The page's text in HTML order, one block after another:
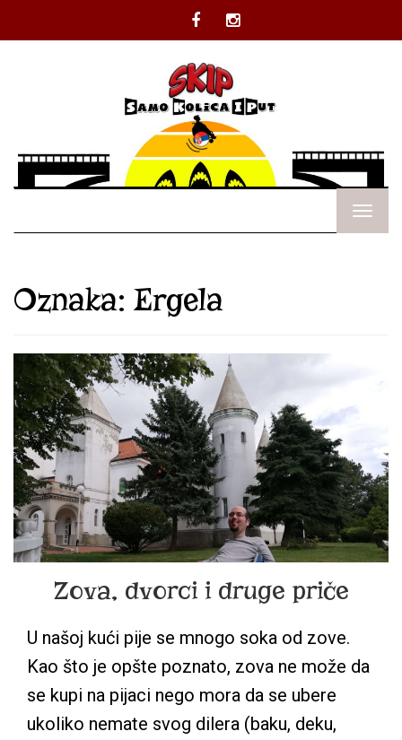
Facebook
Oznaka: Ergela
Zova, dvorci i druge priče
U našoj kući pije se mnogo soka od zove.
Kao što je opšte poznato, zova ne može da
se kupi na pijaci nego mora da se ubere
ukoliko nemate svog dilera (baku, deku,